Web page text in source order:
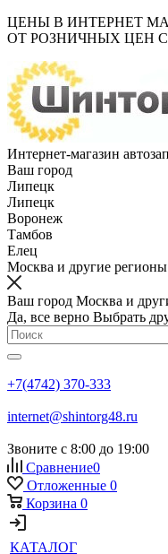
ЦЕНЫ В ИНТЕРНЕТ
ОТ РОЗНИЧНЫХ ЦЕН
Интернет-магазин
Ваш город
Липецк
Липецк
Воронеж
Тамбов
Елец
Москва и другие
Ваш город Москва и
Да, все верно Выбрать
+7(4742) 370-333
internet@shintorg48.ru
Звоните с 8:00 до 19:00
Сравнение0
Отложенные 0
Корзина 0
КАТАЛОГ